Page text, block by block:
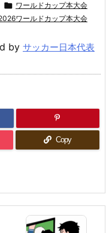
 ワールドカップ本大会
ワールドカップ本大会
by サッカー日本代表
Copy